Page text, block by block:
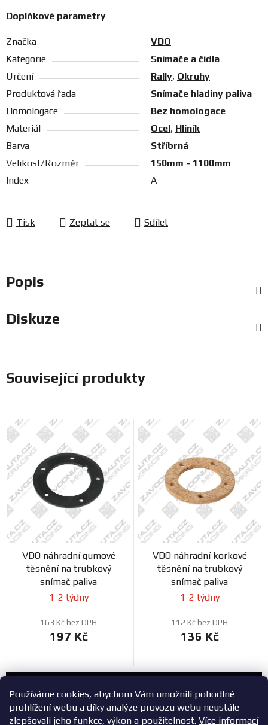
Používáme cookies, abychom Vám umožnili pohodlné
prohlížení webu a díky analýze provozu webu neustále
zlepšovali jeho funkce, výkon a použitelnost. Více informací
Doplňkové parametry
Značka
VDO
Kategorie
Snímače a čidla
Určení
Rally, Okruhy
Produktová řada
Snímače hladiny paliva
Homologace
Bez homologace
Materiál
Ocel, Hliník
Barva
Stříbrná
Velikost/Rozměr
150mm - 1100mm
Index
A
Tisk Zeptat se Sdílet
Popis
Diskuze
Související produkty
VDO náhradní gumové
těsnění na trubkový
snímač paliva
1-2 týdny
163 Kč bez DPH
197 Kč
VDO náhradní korkové
těsnění na trubkový
snímač paliva
1-2 týdny
112 Kč bez DPH
136 Kč
Zákaznický servis
+420 603 785 748